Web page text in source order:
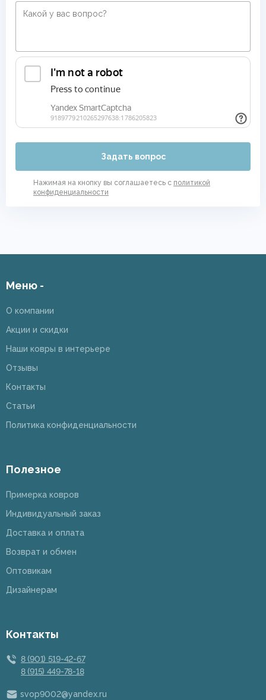
Задать вопрос
Нажимая на кнопку вы соглашаетесь с политикой
конфиденциальности
Меню -
О компании
Акции и скидки
Наши ковры в интерьере
Отзывы
Контакты
Статьи
Политика конфиденциальности
Полезное
Примерка ковров
Индивидуальный заказ
Доставка и оплата
Возврат и обмен
Оптовикам
Дизайнерам
Контакты
8 (901) 519-42-67
8 (915) 449-78-18
svop9002@yandex.ru